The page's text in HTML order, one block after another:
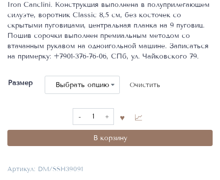
Iron Canclini. Конструкция выполнена в полуприлегающем
силуэте, воротник Classic 8,5 см, без косточек со
скрытыми пуговицами, центральная планка на 9 пуговиц.
Пошив сорочки выполнен премиальным методом со
втачанным рукавом на одноигольной машине. Записаться
на примерку: +7901-376-76-06, СПб, ул. Чайковского 79.
Размер Очистить
Количество
товара
Мужская
В корзину
Артикул: DM/SSH39091